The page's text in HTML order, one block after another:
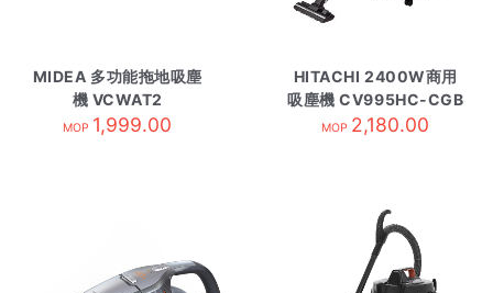
MIDEA 多功能拖地吸塵
機 VCWAT2
MOP 1,999.00
HITACHI 2400W商用
吸塵機 CV995HC-CGB
香濱金黑
MOP 2,180.00